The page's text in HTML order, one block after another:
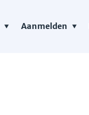
Aanmelden